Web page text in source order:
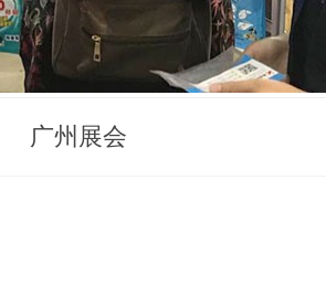
广州展会